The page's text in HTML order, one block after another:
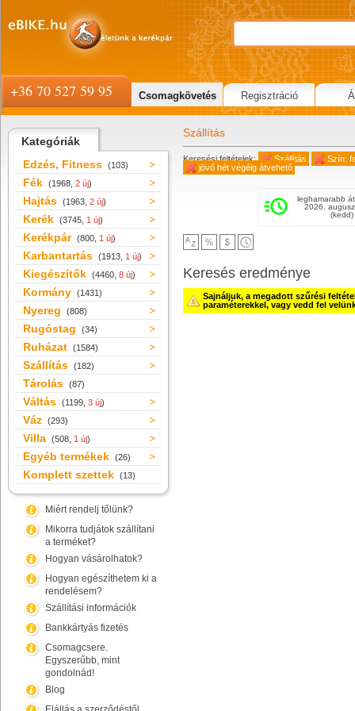
Kategóriák
Edzés, Fitness (103)
Fék (1968, 2 új)
Hajtás (1963, 2 új)
Kerék (3745, 1 új)
Kerékpár (800, 1 új)
Karbantartás (1913, 1 új)
Kiegészítők (4460, 8 új)
Kormány (1431)
Nyereg (808)
Rugóstag (34)
Ruházat (1584)
Szállítás (182)
Tárolás (87)
Váltás (1199, 3 új)
Váz (293)
Villa (508, 1 új)
Egyéb termékek (26)
Komplett szettek (13)
Miért rendelj tőlünk?
Mikorra tudjátok szállítani
a terméket?
Hogyan vásárolhatok?
Hogyan egészíthetem ki a
rendelésem?
Szállítási információk
Bankkártyás fizetés
Csomagcsere.
Egyszerűbb, mint
gondolnád!
Blog
Szállítás
Keresési feltételek: Szállítás
Szín:
jövő hét végéig átvehető
leghamarabb
2026.
(kedd)
Keresés eredménye
Sajnáljuk, a megadott szűrési
paraméterekkel, vagy vedd fel
+36 70 527 59 95 Csomagkövetés Regisztráció